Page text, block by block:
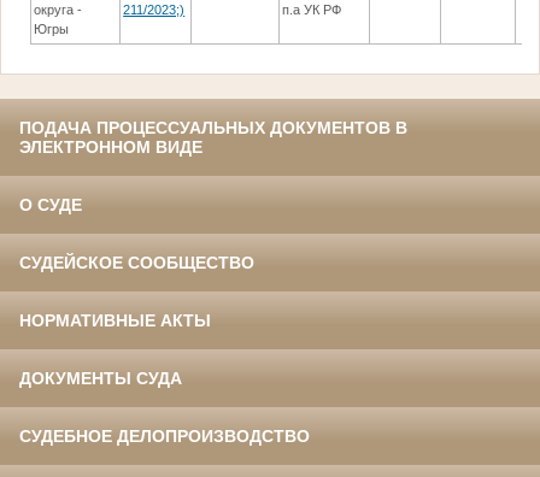
округа -
Югры
211/2023;)
п.а УК РФ
ПОДАЧА ПРОЦЕССУАЛЬНЫХ ДОКУМЕНТОВ В
ЭЛЕКТРОННОМ ВИДЕ
О СУДЕ
СУДЕЙСКОЕ СООБЩЕСТВО
НОРМАТИВНЫЕ АКТЫ
ДОКУМЕНТЫ СУДА
СУДЕБНОЕ ДЕЛОПРОИЗВОДСТВО